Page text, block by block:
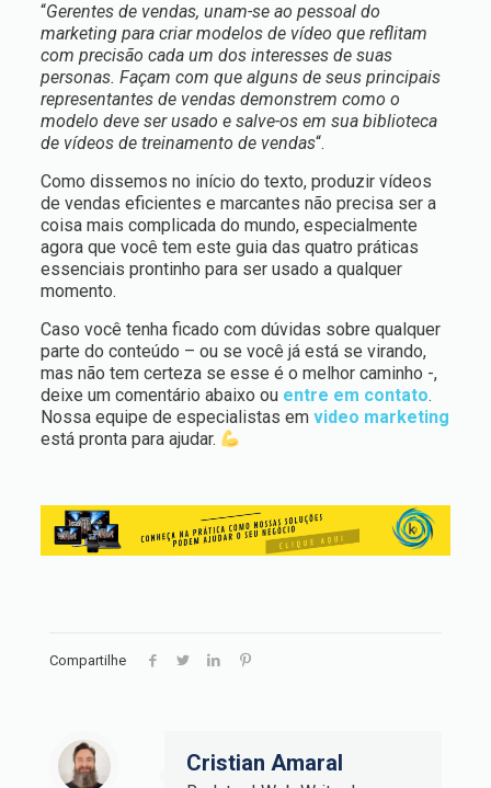
“Gerentes de vendas, unam-se ao pessoal do
marketing para criar modelos de vídeo que reflitam
com precisão cada um dos interesses de suas
personas. Façam com que alguns de seus principais
representantes de vendas demonstrem como o
modelo deve ser usado e salve-os em sua biblioteca
de vídeos de treinamento de vendas“.
Como dissemos no início do texto, produzir vídeos
de vendas eficientes e marcantes não precisa ser a
coisa mais complicada do mundo, especialmente
agora que você tem este guia das quatro práticas
essenciais prontinho para ser usado a qualquer
momento.
Caso você tenha ficado com dúvidas sobre qualquer
parte do conteúdo – ou se você já está se virando,
mas não tem certeza se esse é o melhor caminho -,
deixe um comentário abaixo ou entre em contato.
Nossa equipe de especialistas em video marketing
está pronta para ajudar.
Compartilhe
Cristian Amaral